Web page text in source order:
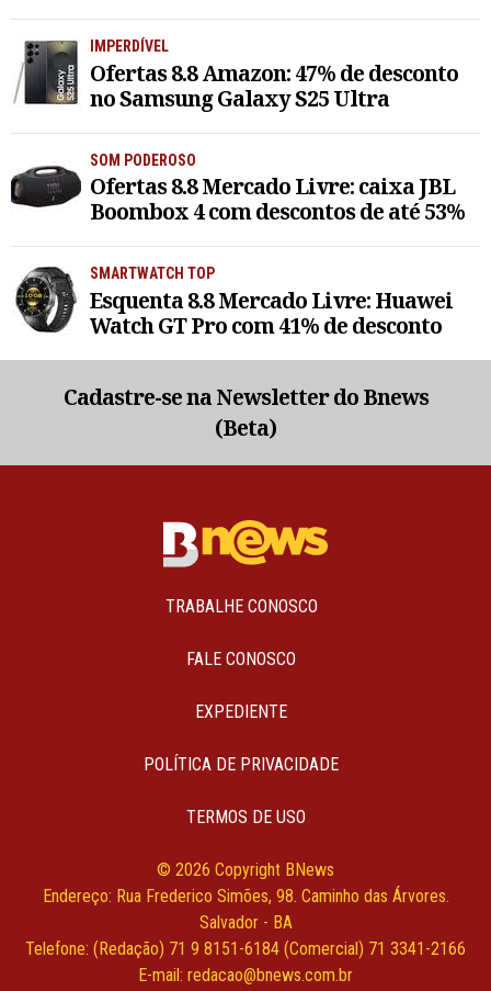
IMPERDÍVEL
Ofertas 8.8 Amazon: 47% de desconto
no Samsung Galaxy S25 Ultra
SOM PODEROSO
Ofertas 8.8 Mercado Livre: caixa JBL
Boombox 4 com descontos de até 53%
SMARTWATCH TOP
Esquenta 8.8 Mercado Livre: Huawei
Watch GT Pro com 41% de desconto
Cadastre-se na Newsletter do Bnews
(Beta)
TRABALHE CONOSCO
FALE CONOSCO
EXPEDIENTE
POLÍTICA DE PRIVACIDADE
TERMOS DE USO
© 2026 Copyright BNews
Endereço: Rua Frederico Simões, 98. Caminho das Árvores.
Salvador - BA
Telefone: (Redação) 71 9 8151-6184 (Comercial) 71 3341-2166
E-mail: redacao@bnews.com.br